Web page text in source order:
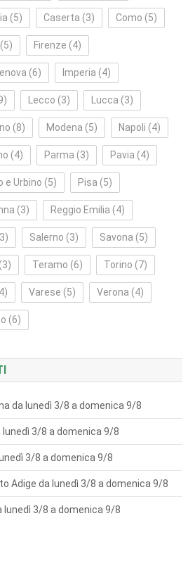
(5) Caserta (3) Como (5)
(5) Firenze (4)
(6) Imperia (4)
Lecco (3) Lucca (3)
(8) Modena (5) Napoli (4)
(4) Parma (3) Pavia (4)
e Urbino (5) Pisa (5)
(3) Reggio Emilia (4)
Salerno (3) Savona (5)
(3) Teramo (6) Torino (7)
Varese (5) Verona (4)
(6)
da lunedì 3/8 a domenica 9/8
lunedì 3/8 a domenica 9/8
3/8 a domenica 9/8
Adige da lunedì 3/8 a domenica 9/8
lunedì 3/8 a domenica 9/8